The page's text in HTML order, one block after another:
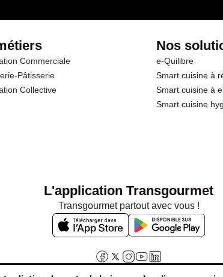
Commerciale
Pâtisserie
Collective
Nos
e-Quilibre
Smart cuisine à
Smart cuisine à
Smart cuisine
L'application Transgourmet
Transgourmet partout avec vous !